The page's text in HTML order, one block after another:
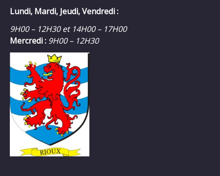
Lundi, Mardi, Jeudi, Vendredi :
9H00 – 12H30 et 14H00 – 17H00
Mercredi : 9H00 – 12H30